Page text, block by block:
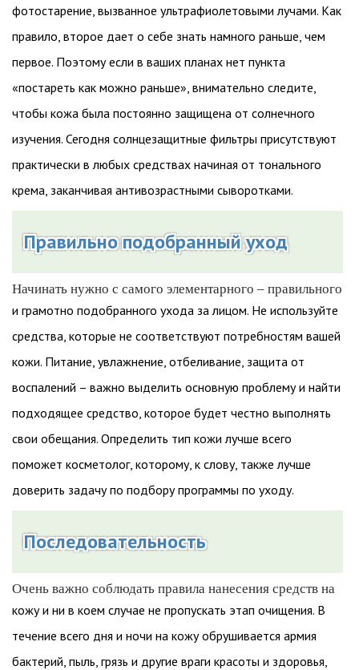
фотостарение, вызванное ультрафиолетовыми лучами. Как
правило, второе дает о себе знать намного раньше, чем
первое. Поэтому если в ваших планах нет пункта
«постареть как можно раньше», внимательно следите,
чтобы кожа была постоянно защищена от солнечного
изучения. Сегодня солнцезащитные фильтры присутствуют
практически в любых средствах начиная от тонального
крема, заканчивая антивозрастными сыворотками.
Правильно подобранный уход
Начинать нужно с самого элементарного – правильного
и грамотно подобранного ухода за лицом. Не используйте
средства, которые не соответствуют потребностям вашей
кожи. Питание, увлажнение, отбеливание, защита от
воспалений – важно выделить основную проблему и найти
подходящее средство, которое будет честно выполнять
свои обещания. Определить тип кожи лучше всего
поможет косметолог, которому, к слову, также лучше
доверить задачу по подбору программы по уходу.
Последовательность
Очень важно соблюдать правила нанесения средств на
кожу и ни в коем случае не пропускать этап очищения. В
течение всего дня и ночи на кожу обрушивается армия
бактерий, пыль, грязь и другие враги красоты и здоровья,